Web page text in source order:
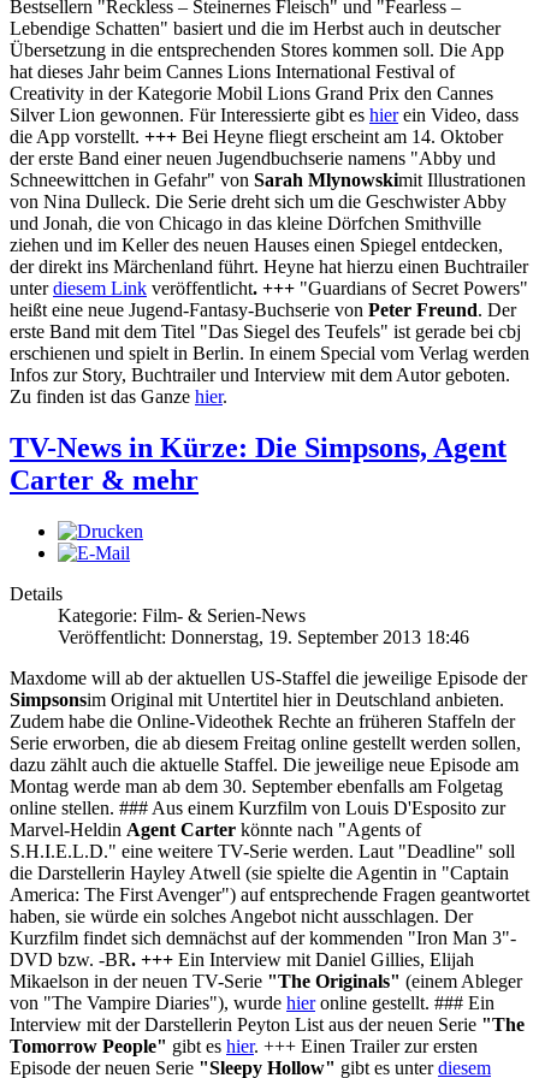
Bestsellern "Reckless – Steinernes Fleisch" und "Fearless –
Lebendige Schatten" basiert und die im Herbst auch in deutscher
Übersetzung in die entsprechenden Stores kommen soll. Die App
hat dieses Jahr beim Cannes Lions International Festival of
Creativity in der Kategorie Mobil Lions Grand Prix den Cannes
Silver Lion gewonnen. Für Interessierte gibt es hierein Video, dass
die App vorstellt. +++ Bei Heyne fliegt erscheint am 14. Oktober
der erste Band einer neuen Jugendbuchserie namens "Abby und
Schneewittchen in Gefahr" von Sarah Mlynowskimit Illustrationen
von Nina Dulleck. Die Serie dreht sich um die Geschwister Abby
und Jonah, die von Chicago in das kleine Dörfchen Smithville
ziehen und im Keller des neuen Hauses einen Spiegel entdecken,
der direkt ins Märchenland führt. Heyne hat hierzu einen Buchtrailer
unterdiesem Link veröffentlicht. +++ "Guardians of Secret Powers"
heißt eine neue Jugend-Fantasy-Buchserie von Peter Freund. Der
erste Band mit dem Titel "Das Siegel des Teufels" ist gerade bei cbj
erschienen und spielt in Berlin. In einem Special vom Verlag werden
Infos zur Story, Buchtrailer und Interview mit dem Autor geboten.
Zu finden ist das Ganze hier.
TV-News in Kürze: Die Simpsons, Agent
Carter & mehr
Details
Kategorie: Film- & Serien-News
Veröffentlicht: Donnerstag, 19. September 2013 18:46
Maxdome will ab der aktuellen US-Staffel die jeweilige Episode der
Simpsonsim Original mit Untertitel hier in Deutschland anbieten.
Zudem habe die Online-Videothek Rechte an früheren Staffeln der
Serie erworben, die ab diesem Freitag online gestellt werden sollen,
dazu zählt auch die aktuelle Staffel. Die jeweilige neue Episode am
Montag werde man ab dem 30. September ebenfalls am Folgetag
online stellen. ### Aus einem Kurzfilm von Louis D'Esposito zur
Marvel-Heldin Agent Carter könnte nach "Agents of
S.H.I.E.L.D." eine weitere TV-Serie werden. Laut "Deadline" soll
die Darstellerin Hayley Atwell (sie spielte die Agentin in "Captain
America: The First Avenger") auf entsprechende Fragen geantwortet
haben, sie würde ein solches Angebot nicht ausschlagen. Der
Kurzfilm findet sich demnächst auf der kommenden "Iron Man 3"-
DVD bzw. -BR. +++ Ein Interview mit Daniel Gillies, Elijah
Mikaelson in der neuen TV-Serie "The Originals" (einem Ableger
von "The Vampire Diaries"), wurde hieronline gestellt. ### Ein
Interview mit der Darstellerin Peyton List aus der neuen Serie "The
Tomorrow People" gibt es hier. +++ Einen Trailer zur ersten
Episode der neuen Serie "Sleepy Hollow" gibt es unterdiesem